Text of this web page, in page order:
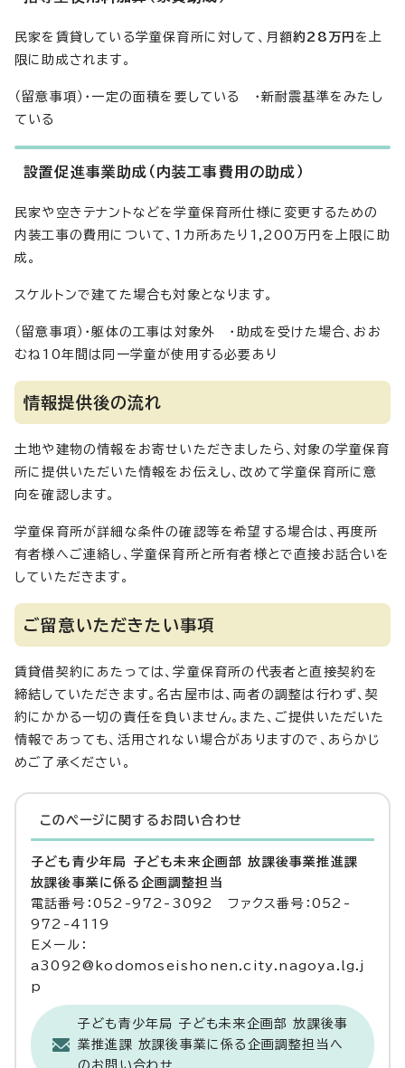
民家を賃貸している学童保育所に対して、月額約28万円 を上
限に助成されます。
（留意事項）・一定の面積を要している ・新耐震基準をみたし
ている
設置促進事業助成（内装工事費用の助成）
民家や空きテナントなどを学童保育所仕様に変更するための
内装工事の費用について、1カ所あたり1,200万円を上限に助
成。
スケルトンで建てた場合も対象となります。
（留意事項）・躯体の工事は対象外 ・助成を受けた場合、おお
むね10年間は同一学童が使用する必要あり
情報提供後の流れ
土地や建物の情報をお寄せいただきましたら、対象の学童保育
所に提供いただいた情報をお伝えし、改めて学童保育所に意
向を確認します。
学童保育所が詳細な条件の確認等を希望する場合は、再度所
有者様へご連絡し、学童保育所と所有者様とで直接お話合いを
していただきます。
ご留意いただきたい事項
賃貸借契約にあたっては、学童保育所の代表者と直接契約を
締結していただきます。名古屋市は、両者の調整は行わず、契
約にかかる一切の責任を負いません。また、ご提供いただいた
情報であっても、活用されない場合がありますので、あらかじ
めご了承ください。
このページに関する お問い合わせ
子ども青少年局 子ども未来企画部 放課後事業推進課
放課後事業に係る企画調整担当
電話番号：052-972-3092 ファクス番号：052-
972-4119
Eメール：
a3092@kodomoseishonen.city.nagoya.lg.j
p
子ども青少年局 子ども未来企画部 放課後事
業推進課 放課後事業に係る企画調整担当へ
のお問い合わせ